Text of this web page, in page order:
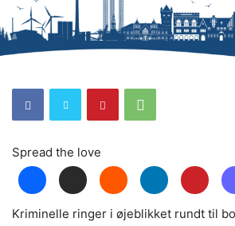
Spread the love
Kriminelle ringer i øjeblikket rundt til